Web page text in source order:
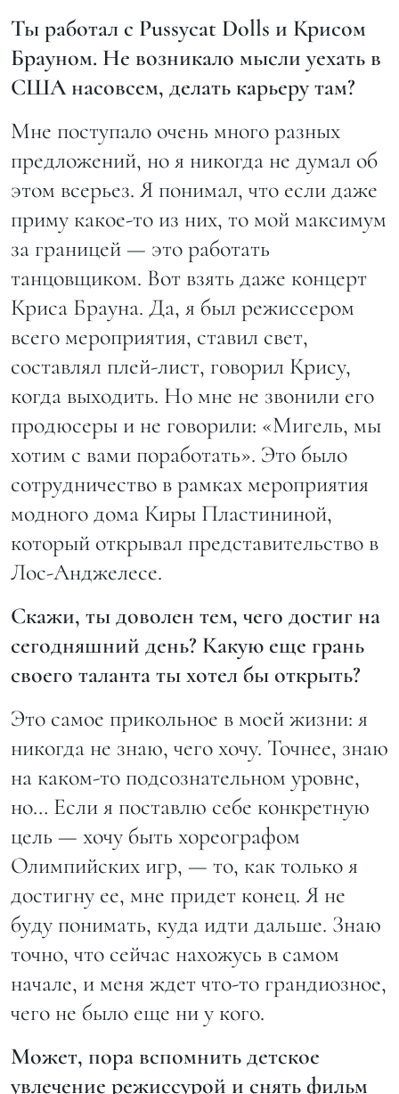
Ты работал с Pussycat Dolls и Крисом
Брауном. Не возникало мысли уехать в
США насовсем, делать карьеру там?
Мне поступало очень много разных
предложений, но я никогда не думал об
этом всерьез. Я понимал, что если даже
приму какое-то из них, то мой максимум
за границей — это работать
танцовщиком. Вот взять даже концерт
Криса Брауна. Да, я был режиссером
всего мероприятия, ставил свет,
составлял плей-лист, говорил Крису,
когда выходить. Но мне не звонили его
продюсеры и не говорили: «Мигель, мы
хотим с вами поработать». Это было
сотрудничество в рамках мероприятия
модного дома Киры Пластининой,
который открывал представительство в
Лос-Анджелесе.
Скажи, ты доволен тем, чего достиг на
сегодняшний день? Какую еще грань
своего таланта ты хотел бы открыть?
Это самое прикольное в моей жизни: я
никогда не знаю, чего хочу. Точнее, знаю
на каком-то подсознательном уровне,
но… Если я поставлю себе конкретную
цель — хочу быть хореографом
Олимпийских игр, — то, как только я
достигну ее, мне придет конец. Я не
буду понимать, куда идти дальше. Знаю
точно, что сейчас нахожусь в самом
начале, и меня ждет что-то грандиозное,
чего не было еще ни у кого.
Может, пора вспомнить детское
увлечение режиссурой и снять фильм